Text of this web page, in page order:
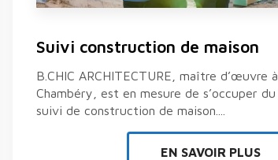
Suivi construction de maison
B.CHIC ARCHITECTURE, maître d’œuvre à
Chambéry, est en mesure de s’occuper du
suivi de construction de maison....
EN SAVOIR PLUS